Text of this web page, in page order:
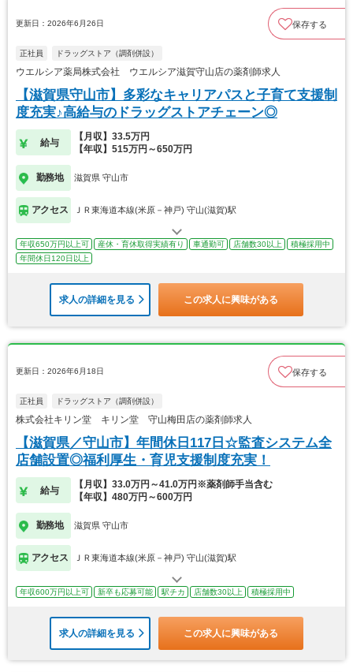
更新日：2026年6月26日 保存する
正社員 ドラッグストア（調剤併設）
ウエルシア薬局株式会社 ウエルシア滋賀守山店の薬剤師求人
【滋賀県守山市】多彩なキャリアパスと子育て支援制
度充実♪高給与のドラッグストアチェーン◎
給与
【月収】33.5万円
【年収】515万円～650万円
勤務地 滋賀県 守山市
アクセス ＪＲ東海道本線(米原－神戸) 守山(滋賀)駅
年収650万円以上可 産休・育休取得実績有り 車通勤可 店舗数30以上
積極採用中
年間休日120日以上
求人の詳細を見る この求人に興味がある
更新日：2026年6月18日 保存する
正社員 ドラッグストア（調剤併設）
株式会社キリン堂 キリン堂 守山梅田店の薬剤師求人
【滋賀県／守山市】年間休日117日☆監査システム全
店舗設置◎福利厚生・育児支援制度充実！
給与
【月収】33.0万円～41.0万円※薬剤師手当含む
【年収】480万円～600万円
勤務地 滋賀県 守山市
アクセス ＪＲ東海道本線(米原－神戸) 守山(滋賀)駅
年収600万円以上可 新卒も応募可能 駅チカ 店舗数30以上 積極採用中
求人の詳細を見る この求人に興味がある